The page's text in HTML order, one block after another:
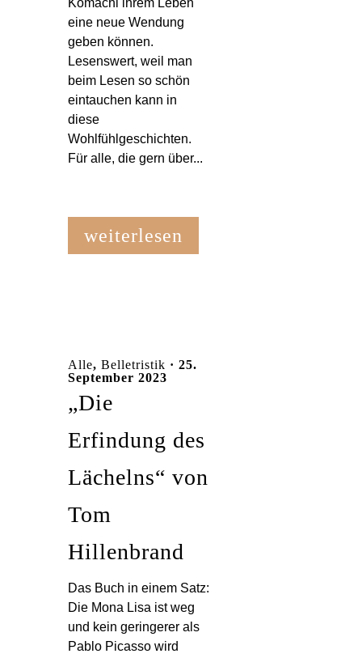
Komachi ihrem Leben
eine neue Wendung
geben können.
Lesenswert, weil man
beim Lesen so schön
eintauchen kann in
diese
Wohlfühlgeschichten.
Für alle, die gern über...
weiterlesen
Alle, Belletristik · 25.
September 2023
„Die
Erfindung des
Lächelns“ von
Tom
Hillenbrand
Das Buch in einem Satz:
Die Mona Lisa ist weg
und kein geringerer als
Pablo Picasso wird